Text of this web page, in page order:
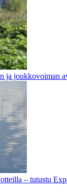
ja joukkovoiman
– tutustu